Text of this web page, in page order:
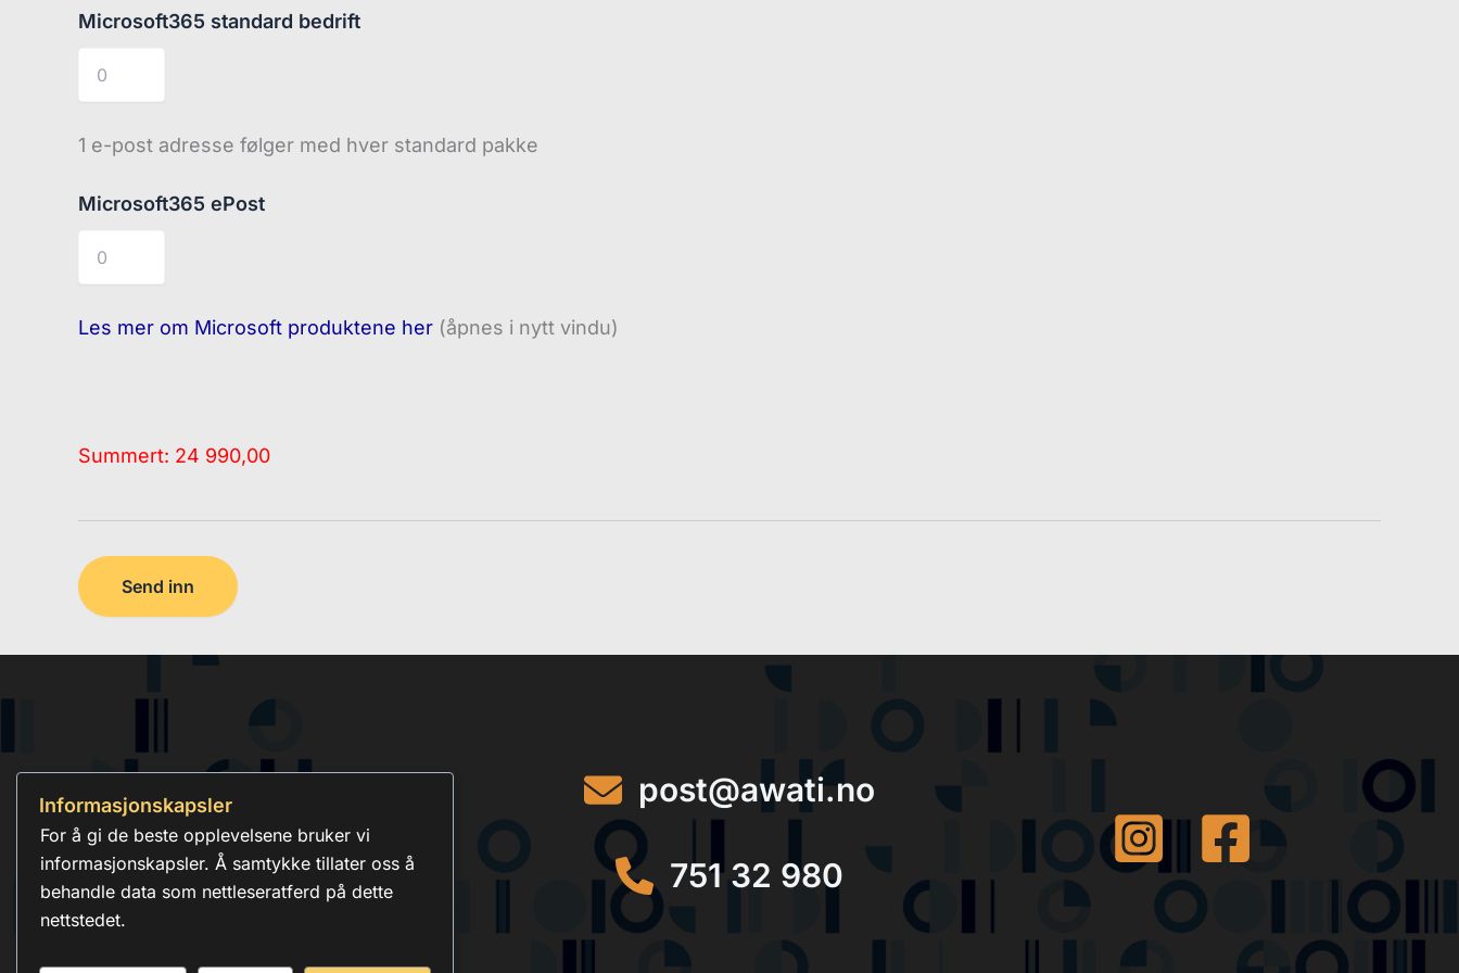
Microsoft365 standard bedrift
1 e-post adresse følger med hver standard pakke
Microsoft365 ePost
Les mer om Microsoft produktene her (åpnes i nytt vindu)
Summert: 24 990,00
post@awati.no
751 32 980
Informasjonskapsler
For å gi de beste opplevelsene bruker vi
informasjonskapsler. Å samtykke tillater oss å
behandle data som nettleseratferd på dette
nettstedet.